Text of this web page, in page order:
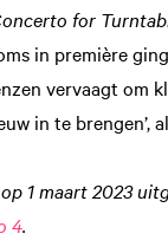
for
in première
vervaagt om
in te brengen’,
1 maart 2023
4.